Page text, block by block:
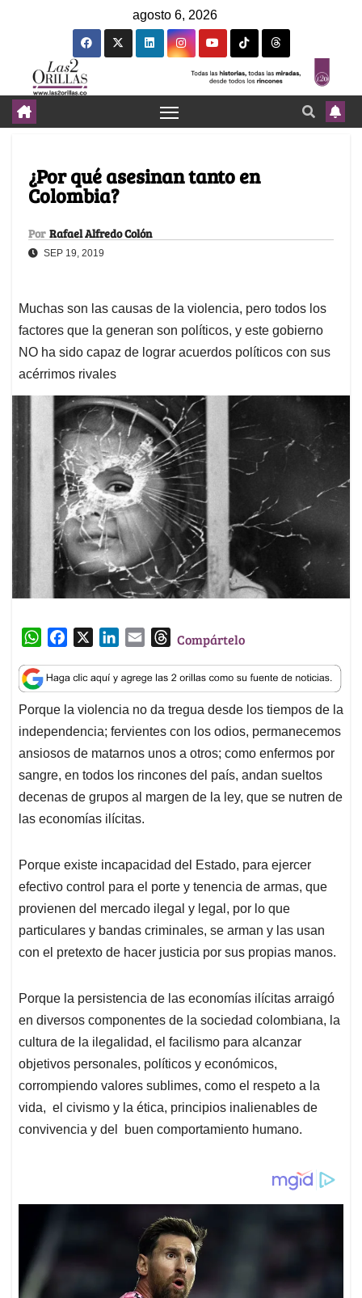
agosto 6, 2026
¿Por qué asesinan tanto en
Colombia?
Por Rafael Alfredo Colón
SEP 19, 2019
Muchas son las causas de la violencia, pero todos los
factores que la generan son políticos, y este gobierno
NO ha sido capaz de lograr acuerdos políticos con sus
acérrimos rivales
W
a
t
s
A
p
p
c
e
b
o
o
k
n
k
e
d
I
n
a
i
l
T
r
e
a
d
s
Compártelo
Porque la violencia no da tregua desde los tiempos de la
independencia; fervientes con los odios, permanecemos
ansiosos de matarnos unos a otros; como enfermos por
sangre, en todos los rincones del país, andan sueltos
decenas de grupos al margen de la ley, que se nutren de
las economías ilícitas.
Porque existe incapacidad del Estado, para ejercer
efectivo control para el porte y tenencia de armas, que
provienen del mercado ilegal y legal, por lo que
particulares y bandas criminales, se arman y las usan
con el pretexto de hacer justicia por sus propias manos.
Porque la persistencia de las economías ilícitas arraigó
en diversos componentes de la sociedad colombiana, la
cultura de la ilegalidad, el facilismo para alcanzar
objetivos personales, políticos y económicos,
corrompiendo valores sublimes, como el respeto a la
vida, el civismo y la ética, principios inalienables de
convivencia y del buen comportamiento humano.